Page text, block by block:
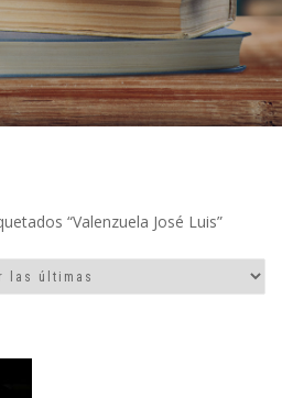
“Valenzuela José Luis”